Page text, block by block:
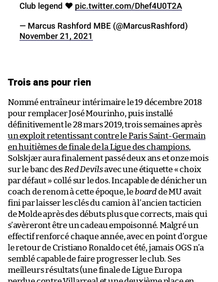
Club legend ♥️ pic.twitter.com/Dhef4U0T2A
— Marcus Rashford MBE (@MarcusRashford)
November 21, 2021
Trois ans pour rien
Nommé entraîneur intérimaire le 19 décembre 2018
pour remplacer José Mourinho, puis installé
définitivement le 28 mars 2019, trois semaines après
un exploit retentissant contre le Paris Saint-Germain
en huitièmes de finale de la Ligue des champions,
Solskjær aura finalement passé deux ans et onze mois
sur le banc des Red Devilsavec une étiquette « choix
par défaut » collé sur le dos. Incapable de dénicher un
coach de renom à cette époque, le boardde MU avait
fini par laisser les clés du camion à l’ancien tacticien
de Molde après des débuts plus que corrects, mais qui
s’avèreront être un cadeau empoisonné. Malgré un
effectif renforcé chaque année, avec en point d’orgue
le retour de Cristiano Ronaldo cet été, jamais OGS n’a
semblé capable de faire progresser le club. Ses
meilleurs résultats (une finale de Ligue Europa